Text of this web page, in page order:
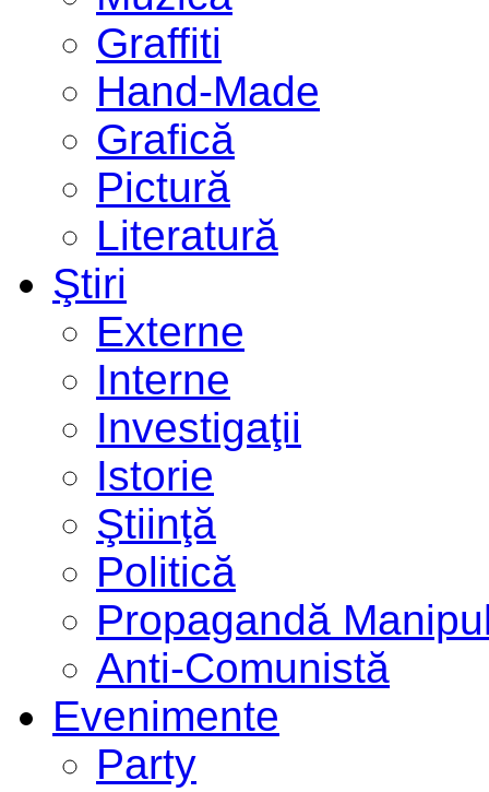
Graffiti
Hand-Made
Grafică
Pictură
Literatură
Ştiri
Externe
Interne
Investigaţii
Istorie
Ştiinţă
Politică
Propagandă
Anti-Comunistă
Evenimente
Party